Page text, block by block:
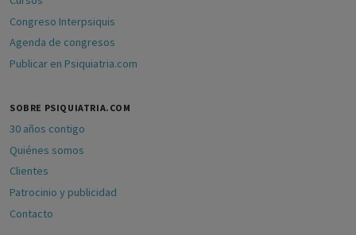
Congreso Interpsiquis
Agenda de congresos
Publicar en Psiquiatria.com
SOBRE PSIQUIATRIA.COM
30 años contigo
Quiénes somos
Clientes
Patrocinio y publicidad
Contacto